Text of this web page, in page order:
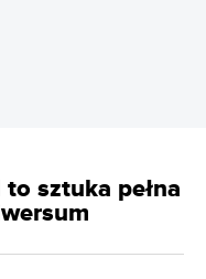
sztuka pełna